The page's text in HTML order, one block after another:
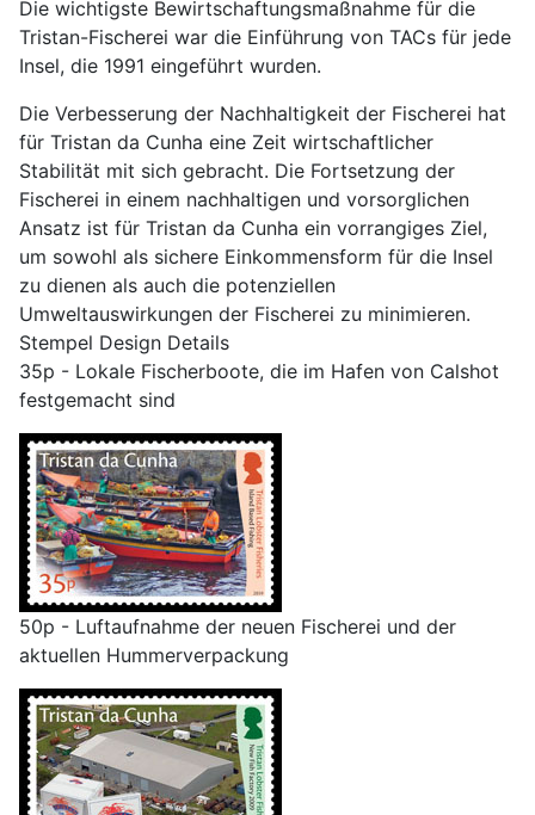
Die wichtigste Bewirtschaftungsmaßnahme für die
Tristan-Fischerei war die Einführung von TACs für jede
Insel, die 1991 eingeführt wurden.
Die Verbesserung der Nachhaltigkeit der Fischerei hat
für Tristan da Cunha eine Zeit wirtschaftlicher
Stabilität mit sich gebracht. Die Fortsetzung der
Fischerei in einem nachhaltigen und vorsorglichen
Ansatz ist für Tristan da Cunha ein vorrangiges Ziel,
um sowohl als sichere Einkommensform für die Insel
zu dienen als auch die potenziellen
Umweltauswirkungen der Fischerei zu minimieren.
Stempel Design Details
35p - Lokale Fischerboote, die im Hafen von Calshot
festgemacht sind
50p - Luftaufnahme der neuen Fischerei und der
aktuellen Hummerverpackung